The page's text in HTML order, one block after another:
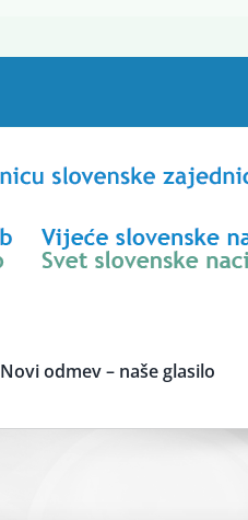
Novi odmev – naše glasilo